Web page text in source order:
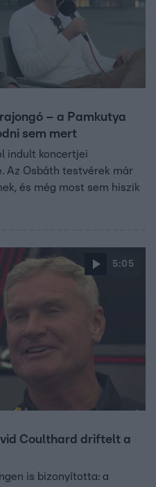
– a Pamkutya
sem mert
indult koncertjei
Az Osbáth testvérek már
és még most sem hiszik
5:05
Coulthard driftelt a
is bizonyította: a